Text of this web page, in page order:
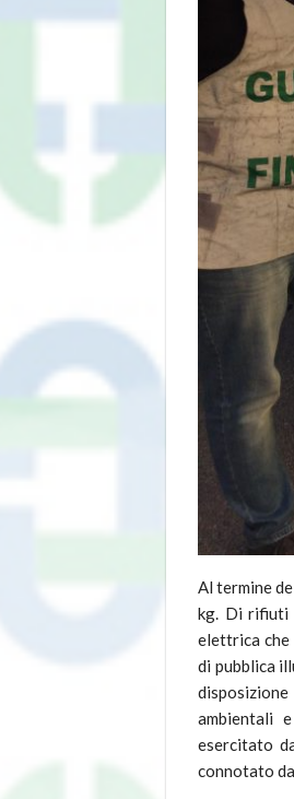
Al termine
kg. Di rifiuti
elettrica che
di pubblica
ambientali
esercitato
connotato